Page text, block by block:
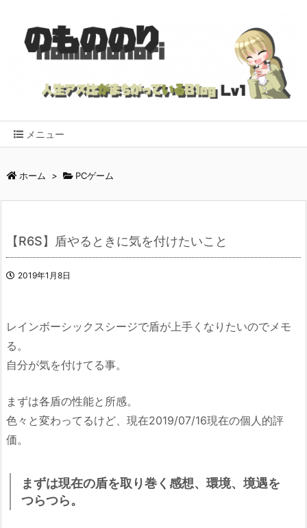
メニュー
ホーム > PCゲーム
【R6S】盾やるときに気を付けたいこと
2019年1月8日
レインボーシックスシージで盾が上手くなりたいのでメモ
る。
自分が気を付けてる事。
まずは各盾の性能と所感。
色々と変わってるけど、現在2019/07/16現在の個人的評
価。
まずは現在の盾を取り巻く感想、環境、境遇を
つらつら。